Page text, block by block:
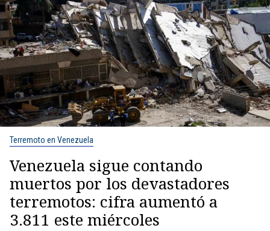
Terremoto en Venezuela
Venezuela sigue contando
muertos por los devastadores
terremotos: cifra aumentó a
3.811 este miércoles